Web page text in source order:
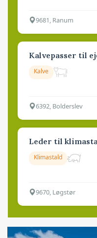
9681, Ranum
Kalvepasser til
Kalve
6392, Bolderslev
Leder til
Klimastald
9670, Løgstør